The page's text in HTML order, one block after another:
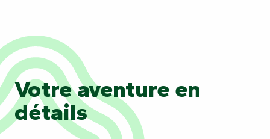
Votre aventure en
détails